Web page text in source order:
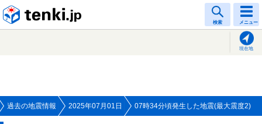
検索 メニュー
現在地
過去の地震情報 2025年07月01日 07時34分頃発生した地震(最大震度2)